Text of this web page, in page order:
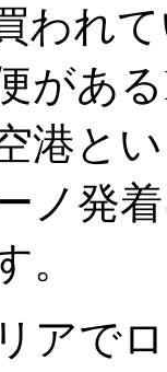
われ
があ
港と
ノ発
。
アで